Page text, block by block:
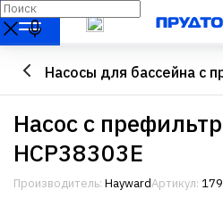
Насосы для бассейна с
Насос с
HCP38303E
Производитель: HaywardАртикул: